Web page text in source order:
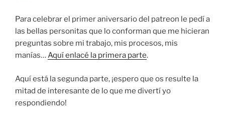
Para celebrar el primer aniversario del patreon le pedí a
las bellas personitas que lo conforman que me hicieran
preguntas sobre mi trabajo, mis procesos, mis
manías…Aquí enlacé la primera parte.
Aquí está la segunda parte, ¡espero que os resulte la
mitad de interesante de lo que me divertí yo
respondiendo!